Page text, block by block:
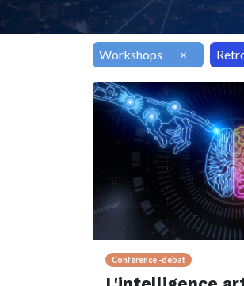
Workshops ×
Conférence -débat